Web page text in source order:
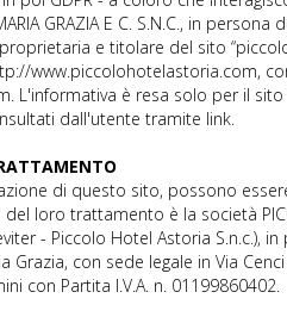
GRAZIA E C. S.N.C., in
e titolare del sito
www.piccolohotelastoria.com,
L'informativa è resa solo per il
dall'utente tramite link.
di questo sito, possono
loro trattamento è la società
- Piccolo Hotel Astoria S.n.c.),
Grazia, con sede legale in Via
con Partita I.V.A. n. 01199860402.